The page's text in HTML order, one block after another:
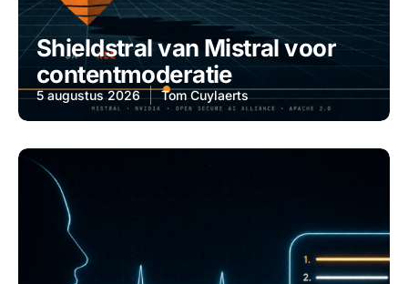
Shieldstral van Mistral voor
contentmoderatie
5 augustus 2026 Tom Cuylaerts